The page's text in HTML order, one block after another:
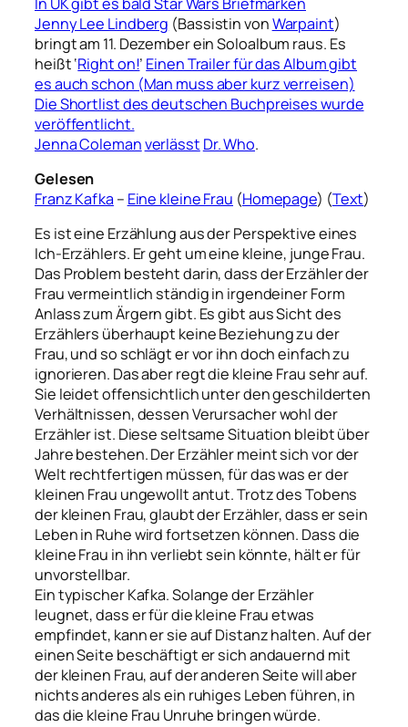
Jenny Lee Lindberg (Bassistin vonWarpaint)
bringt am 11. Dezember ein Soloalbum raus. Es
heißt ‘Right on!’ Einen Trailer für das Album gibt
es auch schon (Man muss aber kurz verreisen)
Die Shortlist des deutschen Buchpreises wurde
veröffentlicht.
Jenna Colemanverlässt Dr. Who.
Gelesen
Franz Kafka – Eine kleine Frau (Homepage) (Text)
Es ist eine Erzählung aus der Perspektive eines
Ich-Erzählers. Er geht um eine kleine, junge Frau.
Das Problem besteht darin, dass der Erzähler der
Frau vermeintlich ständig in irgendeiner Form
Anlass zum Ärgern gibt. Es gibt aus Sicht des
Erzählers überhaupt keine Beziehung zu der
Frau, und so schlägt er vor ihn doch einfach zu
ignorieren. Das aber regt die kleine Frau sehr auf.
Sie leidet offensichtlich unter den geschilderten
Verhältnissen, dessen Verursacher wohl der
Erzähler ist. Diese seltsame Situation bleibt über
Jahre bestehen. Der Erzähler meint sich vor der
Welt rechtfertigen müssen, für das was er der
kleinen Frau ungewollt antut. Trotz des Tobens
der kleinen Frau, glaubt der Erzähler, dass er sein
Leben in Ruhe wird fortsetzen können. Dass die
kleine Frau in ihn verliebt sein könnte, hält er für
unvorstellbar.
Ein typischer Kafka.Solange der Erzähler
leugnet, dass er für die kleine Frau etwas
empfindet, kann er sie auf Distanz halten. Auf der
einen Seite beschäftigt er sich andauernd mit
der kleinen Frau, auf der anderen Seite will aber
nichts anderes als ein ruhiges Leben führen, in
das die kleine Frau Unruhe bringen würde.